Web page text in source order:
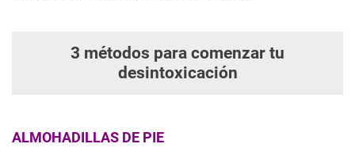
3 métodos para comenzar tu
desintoxicación
ALMOHADILLAS DE PIE